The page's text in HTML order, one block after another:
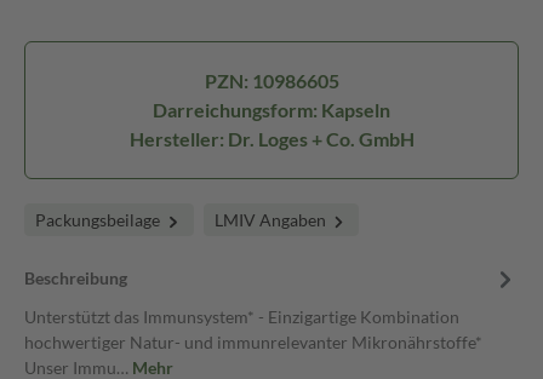
PZN: 10986605
Darreichungsform: Kapseln
Hersteller: Dr. Loges + Co. GmbH
Packungsbeilage LMIV Angaben
Beschreibung
Unterstützt das Immunsystem* - Einzigartige Kombination
hochwertiger Natur- und immunrelevanter Mikronährstoffe*
Unser Immu… Mehr